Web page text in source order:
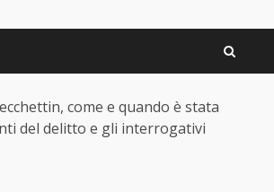
come e quando è stata
del delitto e gli interrogativi